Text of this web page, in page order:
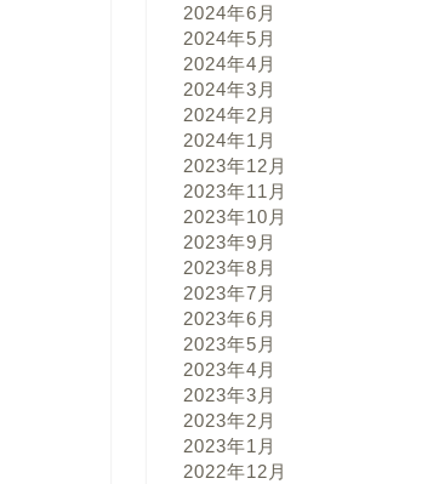
2024年6月
2024年5月
2024年4月
2024年3月
2024年2月
2024年1月
2023年12月
2023年11月
2023年10月
2023年9月
2023年8月
2023年7月
2023年6月
2023年5月
2023年4月
2023年3月
2023年2月
2023年1月
2022年12月